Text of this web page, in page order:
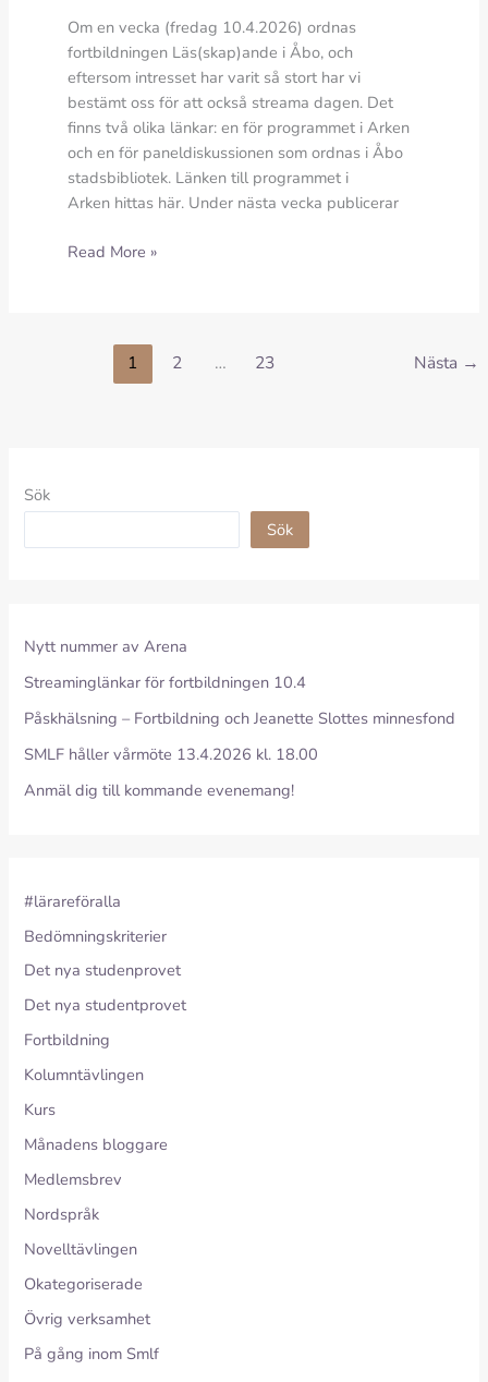
Om en vecka (fredag 10.4.2026) ordnas
fortbildningen Läs(skap)ande i Åbo, och
eftersom intresset har varit så stort har vi
bestämt oss för att också streama dagen. Det
finns två olika länkar: en för programmet i Arken
och en för paneldiskussionen som ordnas i Åbo
stadsbibliotek. Länken till programmet i
Arken hittas här. Under nästa vecka publicerar
Påskhälsning
Jeanette
Read More »
1 2 … 23 Nästa →
Sök
Sök
Nytt nummer av Arena
Streaminglänkar för fortbildningen 10.4
Påskhälsning – Fortbildning och Jeanette Slottes minnesfond
SMLF håller vårmöte 13.4.2026 kl. 18.00
Anmäl dig till kommande evenemang!
#lärareföralla
Bedömningskriterier
Det nya studenprovet
Det nya studentprovet
Fortbildning
Kolumntävlingen
Kurs
Månadens bloggare
Medlemsbrev
Nordspråk
Novelltävlingen
Okategoriserade
Övrig verksamhet
På gång inom Smlf